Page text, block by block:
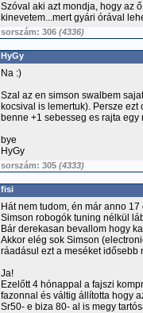
Szóval aki azt mondja, hogy az
kinevetem...mert gyári órával
sorszám: 306 (4336)
HyGy
Na :)
Szal az en simson swalbem
kocsival is lemertuk). Persze
benne +1 sebesseg es rajta egy
bye
HyGy
sorszám: 305 (4333)
fisi
Hát nem tudom, én már anno
Simson robogók tuning nélkül
Bár derekasan bevallom hogy
Akkor elég sok Simson
ráadásul ezt a meséket idősebb
Ja!
Ezelőtt 4 hónappal a fajszi
fazonnal és váltig állította hogy
Sr50- e biza 80- al is megy